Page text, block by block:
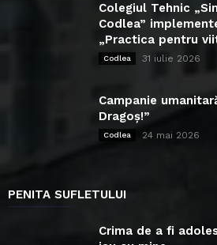
Colegiul Tehnic
Codlea”
„Practica pentru
Codlea 31 iulie 2026
Campanie
Dragoș!”
Codlea 24 mai 2026
PENITA SUFLETULUI
Crima de a fi